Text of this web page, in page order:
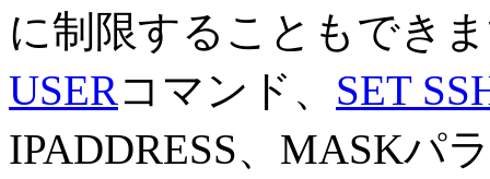
に制限することもでき
USERコマンド、 SET
IPADDRESS、MASKパ